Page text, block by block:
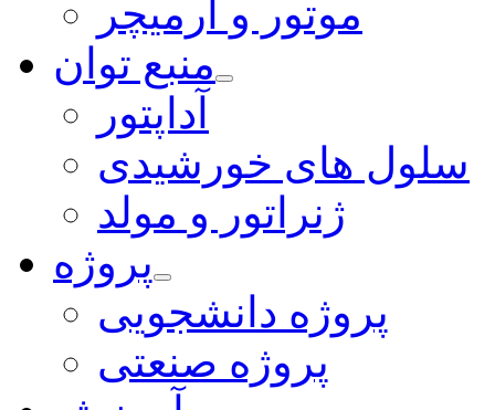
موتور و آرمیچر
منبع توان
آداپتور
سلول های خورشیدی
ژنراتور و مولد
پروژه
پروژه دانشجویی
پروژه صنعتی